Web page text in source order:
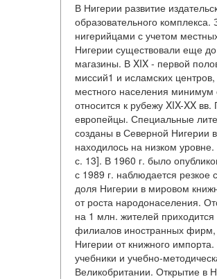
В Нигерии развитие
образовательного
нигерийцами с учетом
Нигерии существовали еще
магазины. В XIX - первой
миссий1 и исламских
местного населения минимум
относится к рубежу XIX-XX
европейцы. Специальные
созданы в Северной Нигерии
находилось на низком
с. 13]. В 1960 г. было
с 1989 г. наблюдается
доля Нигерии в мировом
от роста народонаселения.
на 1 млн. жителей
филиалов иностранных фирм,
Нигерии от книжного
учебники и учебно-
Великобритании. Открытие в